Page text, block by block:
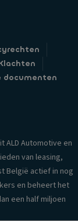
documenten
ALD Automotive en
van leasing,
België actief in nog
en beheert het
een half miljoen